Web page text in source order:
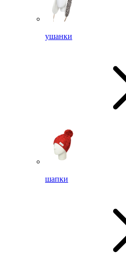
ушанки
шапки